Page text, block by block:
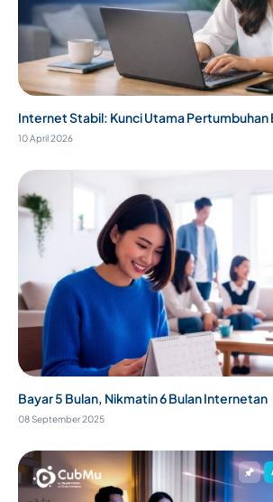
Internet Stabil: Kunci Utama Pertumbuhan
10 April 2026
Bayar 5 Bulan, Nikmatin 6 Bulan Internetan
08 September 2025